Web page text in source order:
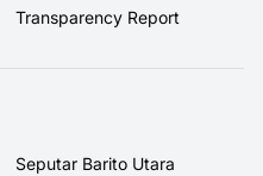
Transparency Report
Seputar Barito Utara